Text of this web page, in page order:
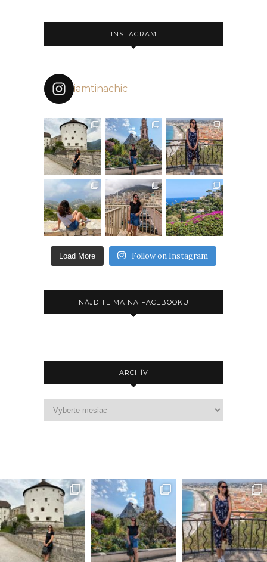
INSTAGRAM
iamtinachic
Load More Follow on Instagram
NÁJDITE MA NA FACEBOOKU
ARCHÍV